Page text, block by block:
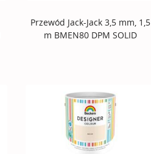
Przewód Jack-Jack 3,5 mm, 1,5
m BMEN80 DPM SOLID